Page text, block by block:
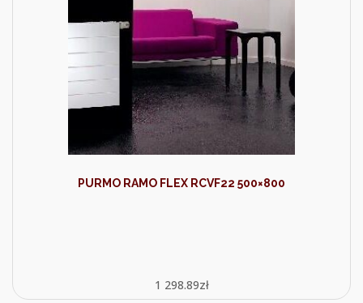
PURMO RAMO FLEX RCVF22 500×800
1 298.89zł